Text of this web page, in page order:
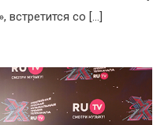
встретится со […]